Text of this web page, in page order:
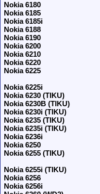
Nokia 6180
Nokia 6185
Nokia 6185i
Nokia 6188
Nokia 6190
Nokia 6200
Nokia 6210
Nokia 6220
Nokia 6225
Nokia 6225i
Nokia 6230 (TIKU)
Nokia 6230B (TIKU)
Nokia 6230i (TIKU)
Nokia 6235 (TIKU)
Nokia 6235i (TIKU)
Nokia 6236i
Nokia 6250
Nokia 6255 (TIKU)
Nokia 6255i (TIKU)
Nokia 6256
Nokia 6256i